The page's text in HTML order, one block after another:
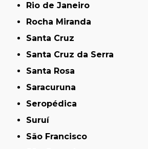
Rio de Janeiro
Rocha Miranda
Santa Cruz
Santa Cruz da Serra
Santa Rosa
Saracuruna
Seropédica
Suruí
São Francisco